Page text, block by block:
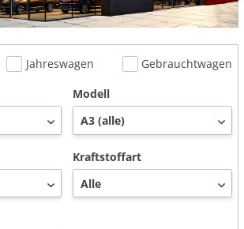
Jahreswagen
Gebrauchtwagen
Modell
Kraftstoffart